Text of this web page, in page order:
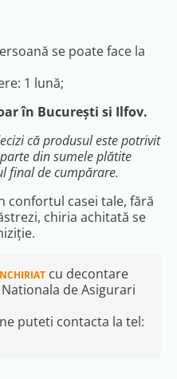
se poate face la
1 lună;
în București si Ilfov.
că produsul este potrivit
din sumele plătite
final de cumpărare.
confortul casei tale, fără
chiria achitată se
cu decontare
Nationala de Asigurari
puteti contacta la tel: